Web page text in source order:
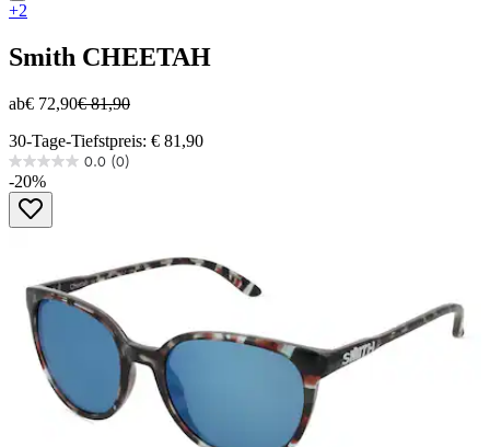
+2
Smith CHEETAH
ab€ 72,90€ 81,90
30-Tage-Tiefstpreis: € 81,90
0.0 (0)
0.0
von
Sternen.
-20%